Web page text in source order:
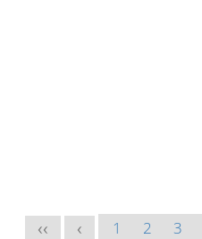
<< < 1 2 3